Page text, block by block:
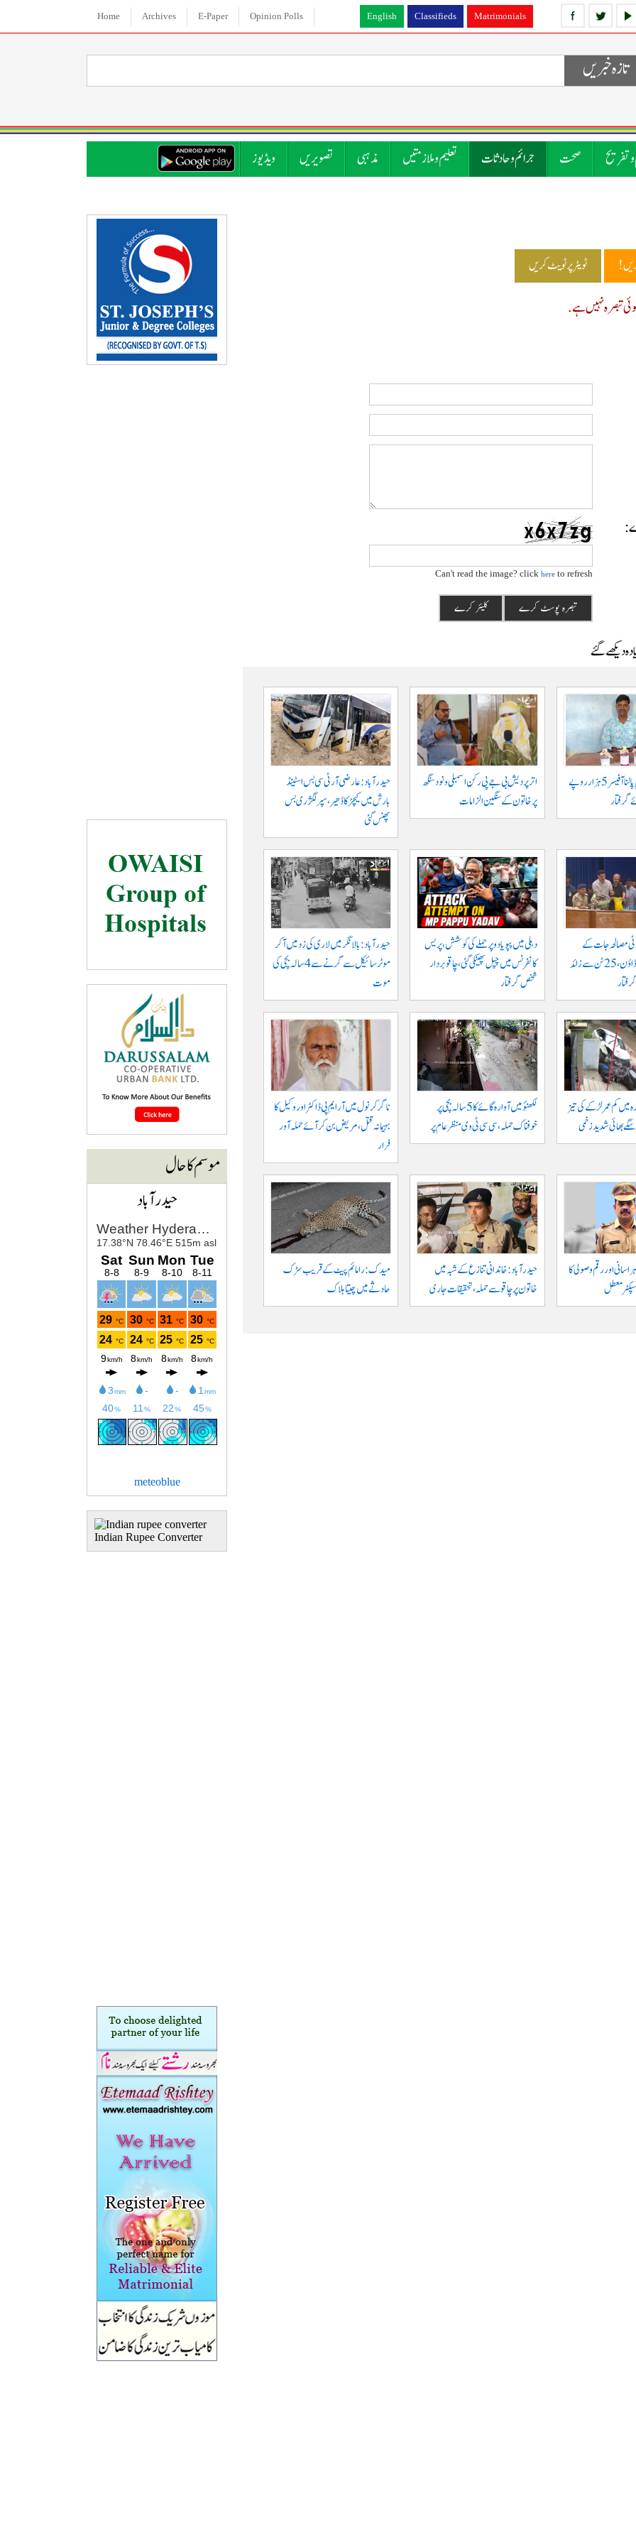
English Classifieds Matrimonials
Home Archives E-Paper Opinion Polls
تازہ خبریں
تفریح صحت جرائم و حادثات تعلیم و ملازمتیں مذہبی تصویریں ویڈیوز
ٹویٹر پر ٹویٹ کریں
تبصرہ نہیں ہے.
Can't read the image? click hereto refresh
دیکھے گئے
جگتیال میں گرام پالنا آفیسر 5 ہزار روپے
اتر پردیش بی جے پی رکن اسمبلی ونود سنگھ
پر خاتون کے سنگین الزامات
حیدرآباد: عارضی آر ٹی سی بس اسٹینڈ
بارش میں کیچڑ کا ڈھیر، سپر لگژری بس
پھنس گئی
مصالحہ جات کے
خلاف بڑا کریک ڈاؤن، 25 ٹن سے زائد
دہلی میں پپو یادو پر حملے کی کوشش، پریس
کانفرنس میں چپل پھینکی گئی، چاقو بردار
شخص گرفتار
حیدرآباد: بالا نگر میں لاری کی زد میں آکر
موٹرسائیکل سے گرنے سے 4 سالہ بچی کی
موت
میں کم عمر لڑکے کی تیز
سگے بھائی شدید زخمی
لکھنؤ میں آوارہ گائے کا 5 سالہ بچی پر
خوفناک حملہ، سی سی ٹی وی منظر عام پر
ناگرکرنول میں آر ایم پی ڈاکٹر اور وکیل کا
بہیمانہ قتل، مریض بن کر آئے حملہ آور
فرار
اور رقم وصولی کا
معطل
حیدرآباد: خاندانی تنازع کے شبہ میں
خاتون پر چاقو سے حملہ، تحقیقات جاری
میدک: رامائم پیٹ کے قریب سڑک
حادثے میں چیتا ہلاک
موسم کا حال
حیدرآباد
meteoblue
Indian Rupee Converter